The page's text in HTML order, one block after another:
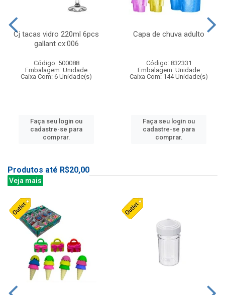
Cj tacas vidro 220ml 6pcs
gallant cx:006
Código: 500088
Embalagem: Unidade
Caixa Com: 6 Unidade(s)
Faça seu login ou
cadastre-se para
comprar.
Capa de chuva adulto
Código: 832331
Embalagem: Unidade
Caixa Com: 144 Unidade(s)
Faça seu login ou
cadastre-se para
comprar.
Produtos até R$20,00
Veja mais